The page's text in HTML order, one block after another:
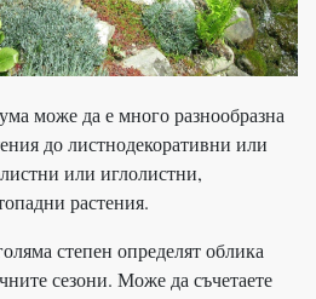
може да е много разнообразна
до листнодекоративни или
или иглолистни,
растения.
степен определят облика
сезони. Може да съчетаете